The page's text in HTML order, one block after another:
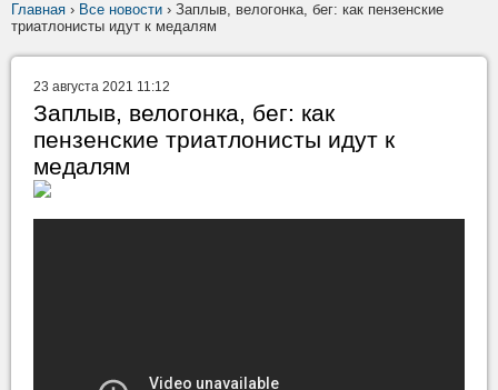
Главная › Все новости › Заплыв, велогонка, бег: как пензенские
триатлонисты идут к медалям
23 августа 2021 11:12
Заплыв, велогонка, бег: как
пензенские триатлонисты идут к
медалям